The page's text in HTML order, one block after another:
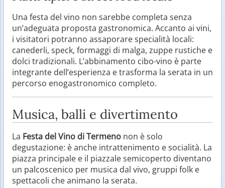
Una festa del vino non sarebbe completa senza
un’adeguata proposta gastronomica. Accanto ai vini,
i visitatori potranno assaporare specialità locali:
canederli, speck, formaggi di malga, zuppe rustiche e
dolci tradizionali. L’abbinamento cibo-vino è parte
integrante dell’esperienza e trasforma la serata in un
percorso enogastronomico completo.
Musica, balli e divertimento
La Festa del Vino di Termeno non è solo
degustazione: è anche intrattenimento e socialità. La
piazza principale e il piazzale semicoperto diventano
un palcoscenico per musica dal vivo, gruppi folk e
spettacoli che animano la serata.